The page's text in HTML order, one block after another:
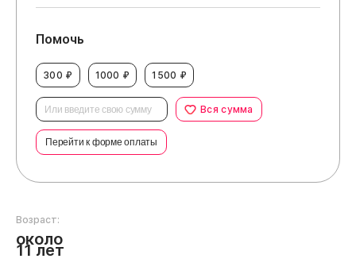
Помочь
300 ₽ 1000 ₽ 1500 ₽
Вся сумма
Перейти к форме оплаты
Возраст:
около
11 лет